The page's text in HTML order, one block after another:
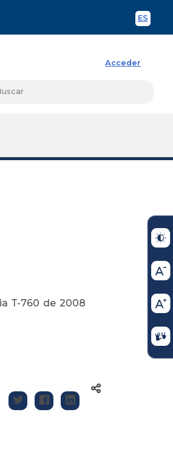
ES
Acceder
T-760 de 2008